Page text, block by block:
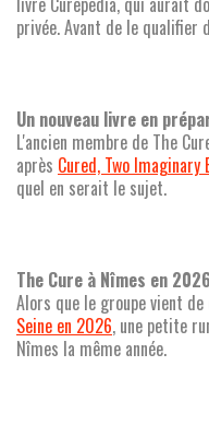
privée. Avant de le
Un nouveau livre en
L'ancien membre de The
après Cured, Two Imaginary
quel en serait le sujet.
The Cure à Nîmes en
Alors que le groupe vient
Seine en 2026, une petite
Nîmes la même année.